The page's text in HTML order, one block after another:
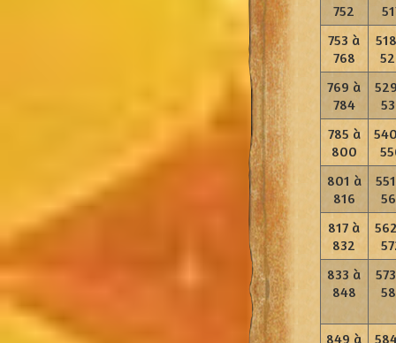
752
753 à
768
769 à
784
785 à
800
801 à
816
817 à
832
833 à
848
849 à